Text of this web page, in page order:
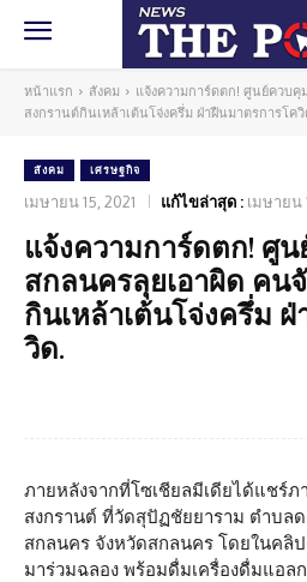
หน้าแรก สังคม
แจ้งความการ์ดตก! ศูนย์ควบ
สงกรานต์กินเหล้าเต้นโจ่งครึ่ม ฝ่าฝืนมาตรการโควิ
สังคม เศรษฐกิจ
เมษายน 15, 2021 แก้ไขล่าสุด : เมษายน
แจ้งความการ์ดตก! ศู
สกลนครลุยเอาผิด คน
กินเหล้าเต้นโจ่งครึ่ม
วิด.
ภายหลังจากที่โซเชียลมีเดียได้แชร์ภ
สงกรานต์ ที่วัดสุปัฏชัยยาราม ตำบลด
สกลนคร จังหวัดสกลนคร โดยในคลิ
มาร่วมฉลอง พร้อมดื่มเครื่องดื่มแอล